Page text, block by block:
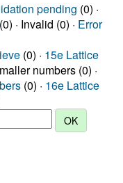
pending (0) ·
(0) · Invalid (0) · Error
(0) · 15e Lattice
numbers (0) ·
(0) · 16e Lattice